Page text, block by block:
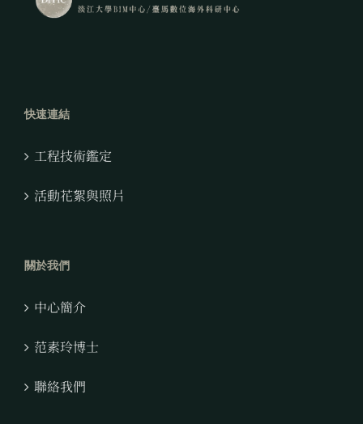
快速連結
工程技術鑑定
活動花絮與照片
關於我們
中心簡介
范素玲博士
聯絡我們